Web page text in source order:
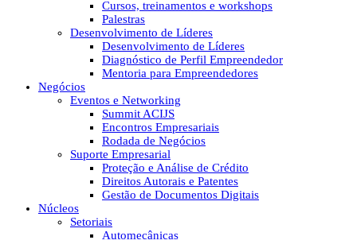
Cursos, treinamentos e workshops
Palestras
Desenvolvimento de Líderes
Desenvolvimento de Líderes
Diagnóstico de Perfil Empreendedor
Mentoria para Empreendedores
Negócios
Eventos e Networking
Summit ACIJS
Encontros Empresariais
Rodada de Negócios
Suporte Empresarial
Proteção e Análise de Crédito
Direitos Autorais e Patentes
Gestão de Documentos Digitais
Núcleos
Setoriais
Automecânicas